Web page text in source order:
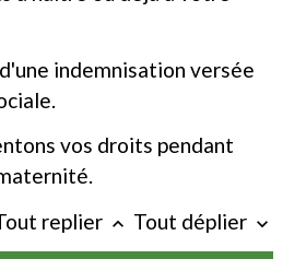
indemnisation versée
vos droits pendant
replier keyboard_arrow_up Tout déplier keyboard_arrow_down